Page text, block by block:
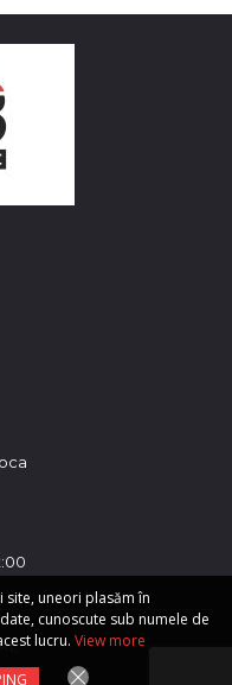
site, uneori plasăm în
cunoscute sub numele de
lucru. View more